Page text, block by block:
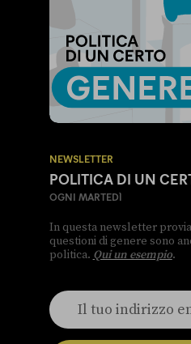
NEWSLETTER
POLITICA DI UN
OGNI MARTEDÌ
In questa newsletter
questioni di genere sono
politica. Qui un esempio.